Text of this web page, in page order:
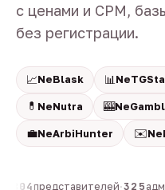
с ценами и CPM,
без регистрации.
📈NeBlask 📊
💊 NeNutra 🎰
💼NeArbiHunter ✉️
804представителей·325